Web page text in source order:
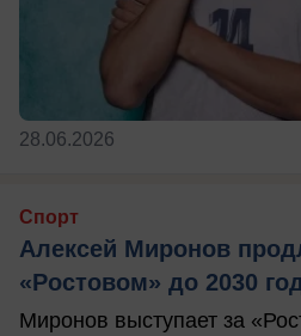
28.06.2026
Спорт
Алексей Миронов
«Ростовом» до 2030
Миронов выступает за